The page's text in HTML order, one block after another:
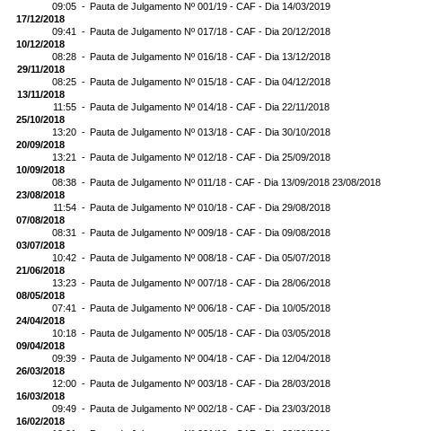
09:05 - Pauta de Julgamento Nº 001/19 - CAF - Dia 14/03/2019
17/12/2018
09:41 - Pauta de Julgamento Nº 017/18 - CAF - Dia 20/12/2018
10/12/2018
08:28 - Pauta de Julgamento Nº 016/18 - CAF - Dia 13/12/2018
29/11/2018
08:25 - Pauta de Julgamento Nº 015/18 - CAF - Dia 04/12/2018
13/11/2018
11:55 - Pauta de Julgamento Nº 014/18 - CAF - Dia 22/11/2018
25/10/2018
13:20 - Pauta de Julgamento Nº 013/18 - CAF - Dia 30/10/2018
20/09/2018
13:21 - Pauta de Julgamento Nº 012/18 - CAF - Dia 25/09/2018
10/09/2018
08:38 - Pauta de Julgamento Nº 011/18 - CAF - Dia 13/09/2018 23/08/2018
23/08/2018
11:54 - Pauta de Julgamento Nº 010/18 - CAF - Dia 29/08/2018
07/08/2018
08:31 - Pauta de Julgamento Nº 009/18 - CAF - Dia 09/08/2018
03/07/2018
10:42 - Pauta de Julgamento Nº 008/18 - CAF - Dia 05/07/2018
21/06/2018
13:23 - Pauta de Julgamento Nº 007/18 - CAF - Dia 28/06/2018
08/05/2018
07:41 - Pauta de Julgamento Nº 006/18 - CAF - Dia 10/05/2018
24/04/2018
10:18 - Pauta de Julgamento Nº 005/18 - CAF - Dia 03/05/2018
09/04/2018
09:39 - Pauta de Julgamento Nº 004/18 - CAF - Dia 12/04/2018
26/03/2018
12:00 - Pauta de Julgamento Nº 003/18 - CAF - Dia 28/03/2018
16/03/2018
09:49 - Pauta de Julgamento Nº 002/18 - CAF - Dia 23/03/2018
16/02/2018